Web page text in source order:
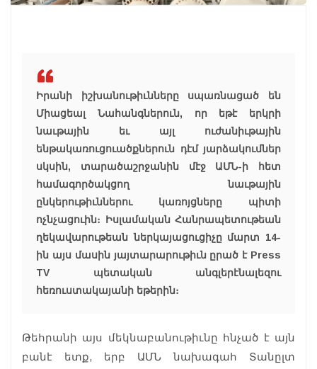
Իրանի իշխանութիւնները սպառնացած են
Միացեալ Նահանգներուն, որ եթէ երկրի
նաւթային եւ այլ ուժանիւթային
ենթակառուցուածքներուն դէմ յարձակումներ
սկսին, տարածաշրջանին մէջ ԱՄՆ-ի հետ
համագործակցող նաւթային
ընկերութիւններու կառոյցները պիտի
ոչնչացուին։ Իսլամական Հանրապետութեան
ղեկավարութեան ներկայացուցիչը մարտ 14-
ին այս մասին յայտարարութիւն ըրած է Press
TV պետական անգլերէնալեզու
հեռուստակայանի եթերին։
Թեհրանի այս մեկնաբանութիւնը հնչած է այն
բանէ ետք, երբ ԱՄՆ նախագահ Տանըլտ